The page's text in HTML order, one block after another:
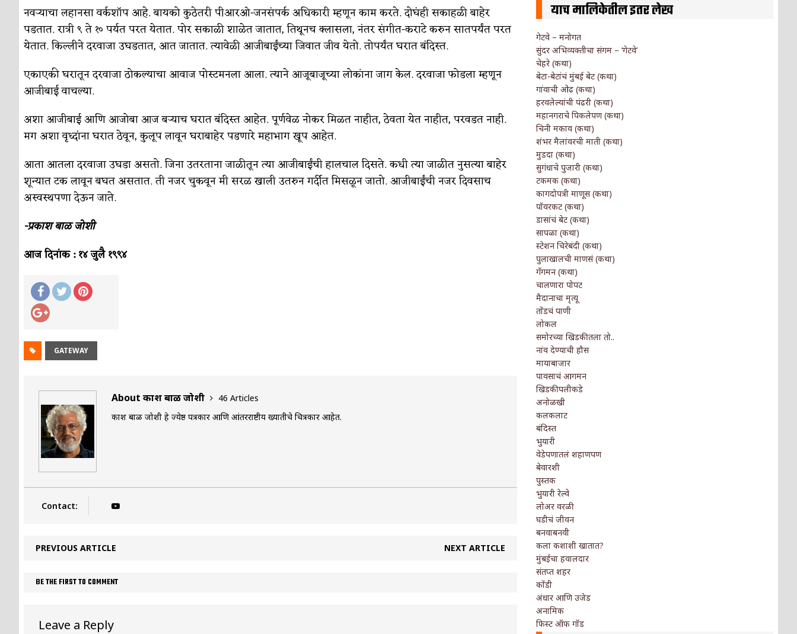
नवऱ्याचा लहानसा वर्कशॉप आहे. बायको कुठेतरी पीआरओ-जनसंपर्क अधिकारी म्हणून काम करते. दोघंही सकाहळी बाहेर
पडतात. रात्री ९ ते १० पर्यत परत येतात. पोर सकाळी शाळेत जातात, तिथूनच क्लासला, नंतर संगीत-कराटे करुन सातपर्यंत परत
येतात. किल्लीने दरवाजा उघडतात, आत जातात. त्यावेळी आजीबाईंच्या जिवात जीव येतो. तोपर्यंत घरात बंदिस्त.
एकाएकी घरातून दरवाजा ठोकल्याचा आवाज पोस्टमनला आला. त्याने आजूबाजूच्या लोकांना जाग केल. दरवाजा फोडला म्हणून
आजीबाई वाचल्या.
अशा आजीबाई आणि आजोबा आज बऱ्याच घरात बंदिस्त आहेत. पूर्णवेळ नोकर मिळत नाहीत, ठेवता येत नाहीत, परवडत नाही.
मग अशा वृध्दांना घरात ठेवून, कुलूप लावून घराबाहेर पडणारे महाभाग खूप आहेत.
आता आतला दरवाजा उघडा असतो. जिना उतरताना जाळीतून त्या आजीबाईंची हालचाल दिसते. कधी त्या जाळीत नुसत्या बाहेर
शून्यात टक लावून बघत असतात. ती नजर चुकवून मी सरळ खाली उतरुन गर्दीत मिसळून जातो. आजीबाईंची नजर दिवसाच
अस्वस्थपणा देऊन जाते.
-प्रकाश बाळ जोशी
आज दिनांक : १४ जुलै १९९४
GATEWAY
About प्रकाश बाळ जोशी
46 Articles
प्रकाश बाळ जोशी हे ज्येष्ठ पत्रकार आणि आंतरराष्टीय ख्यातीचे चित्रकार आहेत.
Contact:
PREVIOUS ARTICLE NEXT ARTICLE
BE THE FIRST TO COMMENT
Leave a Reply
याच मालिकेतील इतर लेख
गेटवे – मनोगत
सुंदर अभिव्यक्तीचा संगम – ‘गेटवे’
चेहरे (कथा)
बेटा-बेटांचं मुंबई बेट (कथा)
गांवाची ओढ (कथा)
हरवलेल्यांची पंढरी (कथा)
महानगराचे पिकलेपण (कथा)
चिनी मकाव (कथा)
शंभर मैलांवरची माती (कथा)
मुडदा (कथा)
सुगंधाचे पुजारी (कथा)
टकमक (कथा)
कागदोपत्री माणूस (कथा)
पॉवरकट (कथा)
डासांचं बेट (कथा)
सापळा (कथा)
स्टेशन चिरेबंदी (कथा)
पुलाखालची माणसं (कथा)
गँगमन (कथा)
चालणारा पोपट
मैदानाचा मृत्यू
तोंडचं पाणी
लोकल
समोरच्या खिडकीतला तो..
नांव देण्याची हौस
मायाबाजार
पावसाचं आगमन
खिडकीपलीकडे
अनोळखी
कलकलाट
बंदिस्त
भुयारी
वेडेपणातलं शहाणपण
बेवारशी
पुस्तक
भुयारी रेल्वे
लोअर वरळी
घडीचं जीवन
बनवाबनवी
कला कशाशी खातात?
मुंबईचा हवालदार
संतप्त शहर
कोंडी
अंधार आणि उजेड
अनामिक
फिस्ट ऑफ गॉड